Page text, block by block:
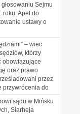
Sejmu
roku. Apel do
ustawy o
– wiec
którzy
obowiązujące
oraz prawo
przez
przywrócenia do
sądu w Mińsku
Siarheja